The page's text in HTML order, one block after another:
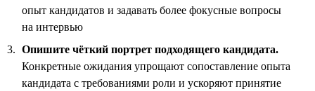
опыт кандидатов и задавать более фокусные вопросы
на интервью
Опишите чёткий портрет подходящего кандидата.
Конкретные ожидания упрощают сопоставление опыта
кандидата с требованиями роли и ускоряют принятие